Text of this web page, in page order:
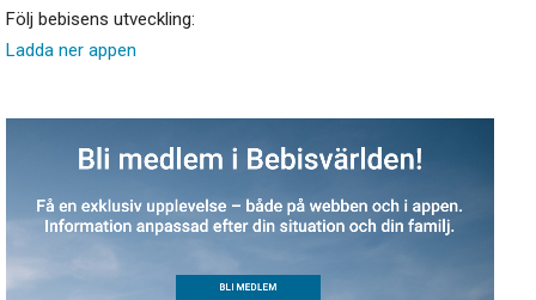
Följ bebisens utveckling:
Ladda ner appen